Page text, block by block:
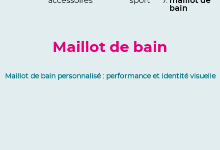
bain
Maillot de bain
Maillot de bain personnalisé : performance et identité visuelle